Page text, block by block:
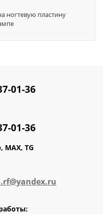
ногтевую пластину
01-36
01-36
MAX, TG